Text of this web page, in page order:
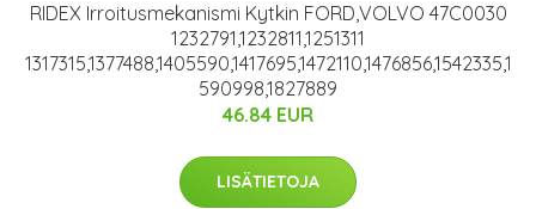
RIDEX Irroitusmekanismi Kytkin FORD,VOLVO 47C0030
1232791,1232811,1251311
1317315,1377488,1405590,1417695,1472110,1476856,1542335,1
590998,1827889
46.84 EUR
LISÄTIETOJA